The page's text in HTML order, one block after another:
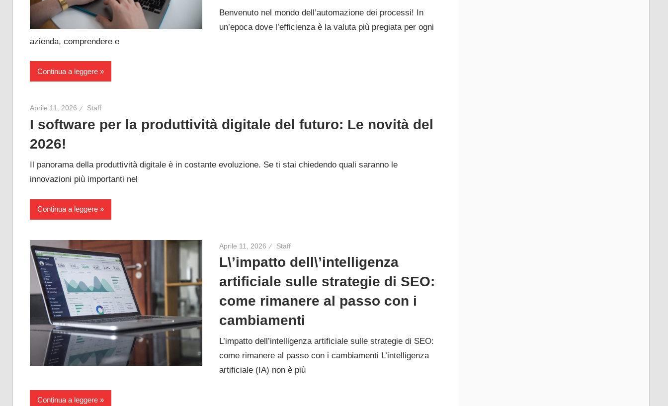
Benvenuto nel mondo dell’automazione dei processi! In
un’epoca dove l’efficienza è la valuta più pregiata per ogni
azienda, comprendere e
Continua a leggere
Aprile 11, 2026 Staff
I software per la produttività digitale del futuro: Le novità del
2026!
Il panorama della produttività digitale è in costante evoluzione. Se ti stai chiedendo quali saranno le
innovazioni più importanti nel
Continua a leggere
Aprile 11, 2026 Staff
L\’impatto dell\’intelligenza
artificiale sulle strategie di SEO:
come rimanere al passo con i
cambiamenti
L’impatto dell’intelligenza artificiale sulle strategie di SEO:
come rimanere al passo con i cambiamenti L’intelligenza
artificiale (IA) non è più
Continua a leggere